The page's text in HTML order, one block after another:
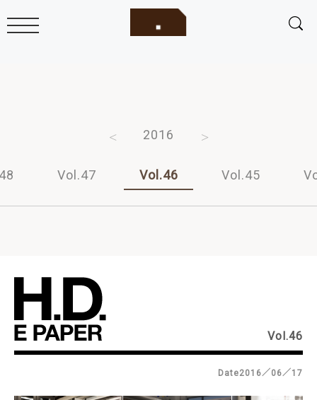
2016
Vol.47 Vol.46 Vol.45
Vol.46
Date2016／06／17